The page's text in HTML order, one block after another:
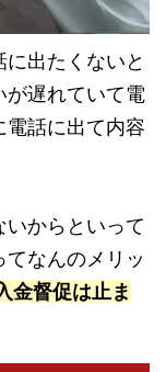
出たくないと
が遅れていて電
話に出て内容
からといって
なんのメリッ
金督促は止ま